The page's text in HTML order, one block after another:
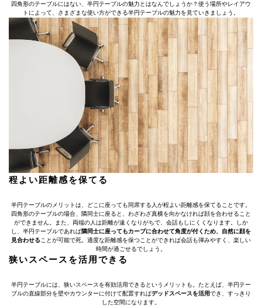
四角形のテーブルにはない、半円テーブルの魅力とはなんでしょうか？使う場所やレイアウ
トによって、さまざまな使い方ができる半円テーブルの魅力を見ていきましょう。
程よい距離感を保てる
半円テーブルのメリットは、どこに座っても同席する人が程よい距離感を保てることです。
四角形のテーブルの場合、隣同士に座ると、わざわざ真横を向かなければ顔を合わせること
ができません。また、両端の人は距離が遠くなりがちで、会話もしにくくなります。しか
し、半円テーブルであれば隣同士に座ってもカーブに合わせて角度が付くため、自然に顔を
見合わせる ことが可能で死。適度な距離感を保つことができれば会話も弾みやすく、楽しい
時間が過ごせるでしょう。
狭いスペースを活用できる
半円テーブルには、狭いスペースを有効活用できるというメリットも。たとえば、半円テー
ブルの直線部分を壁やカウンターに付けて配置すればデッドスペースを活用でき、すっきり
した空間になります。